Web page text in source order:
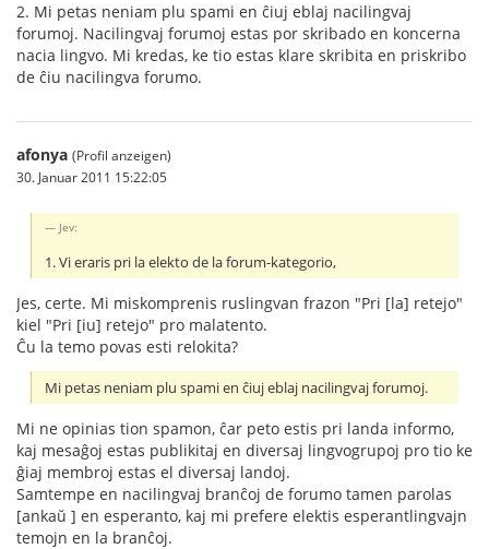
2. Mi petas neniam plu spami en ĉiuj eblaj nacilingvaj
forumoj. Nacilingvaj forumoj estas por skribado en koncerna
nacia lingvo. Mi kredas, ke tio estas klare skribita en priskribo
de ĉiu nacilingva forumo.
afonya (Profil anzeigen)
30. Januar 2011 15:22:05
Jev:
1. Vi eraris pri la elekto de la forum-kategorio,
Jes, certe. Mi miskomprenis ruslingvan frazon "Pri [la] retejo"
kiel "Pri [iu] retejo" pro malatento.
Ĉu la temo povas esti relokita?
Mi petas neniam plu spami en ĉiuj eblaj nacilingvaj forumoj.
Mi ne opinias tion spamon, ĉar peto estis pri landa informo,
kaj mesaĝoj estas publikitaj en diversaj lingvogrupoj pro tio ke
ĝiaj membroj estas el diversaj landoj.
Samtempe en nacilingvaj branĉoj de forumo tamen parolas
[ankaŭ ] en esperanto, kaj mi prefere elektis esperantlingvajn
temojn en la branĉoj.